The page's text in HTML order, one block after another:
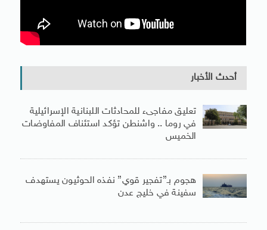
أحدث الأخبار
تعليق مفاجىء للمحادثات اللبنانية الإسرائيلية
في روما .. واشنطن تؤكد استئناف المفاوضات
الخميس
هجوم بـ”تفجير قوي” نفذه الحوثيون يستهدف
سفينة في خليج عدن